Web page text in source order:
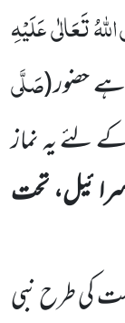
تَعَالٰی عَلَیْہِ
حضور(صَلَّی
لئے یہ نماز
ئیل، تحت
کی طرح نبی